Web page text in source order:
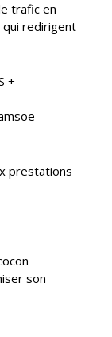
trafic en
redirigent
+
prestations
son